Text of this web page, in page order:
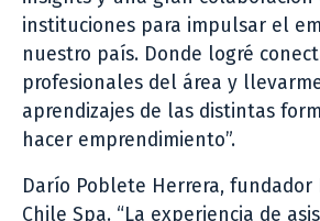
instituciones para impulsar el
nuestro país. Donde logré
profesionales del área y
aprendizajes de las distintas
hacer emprendimiento”.
Darío Poblete Herrera, fundador
Chile Spa. “La experiencia de